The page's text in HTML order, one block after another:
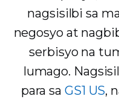
nagsisilbi sa
negosyo at
serbisyo na
lumago.
para sa GS1 US,